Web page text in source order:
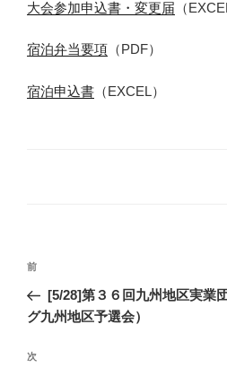
大会参加申込書・変更届 （
宿泊弁当要項 （PDF）
宿泊申込書 （EXCEL）
投
ナ
ゲ
前
の
投
前
[5/28]第３６回九州地区実業
グ九州地区予選会）
次
次